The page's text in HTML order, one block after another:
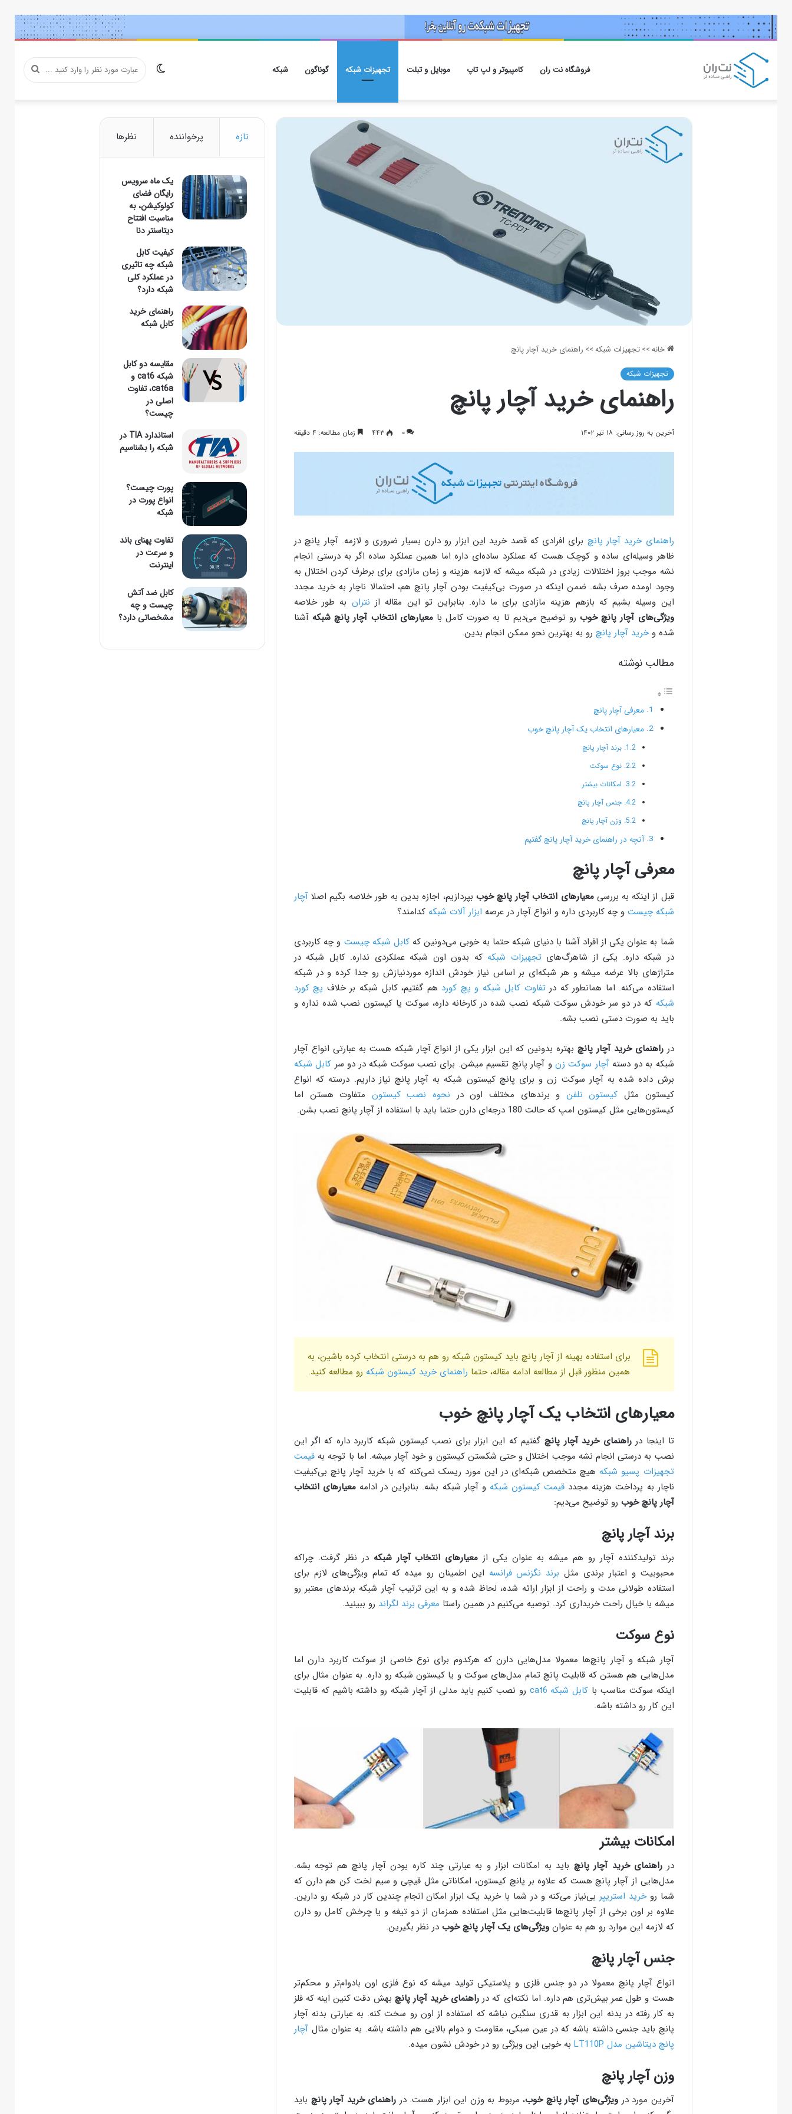
فروشگاه نت ران کامپیوتر و لپ تاپ موبایل و تبلت تجهیزات شبکه گوناگون شبکه عبارت تغییر
خانه>> تجهیزات شبکه>> راهنمای خرید آچار پانچ
تجهیزات شبکه
راهنمای خرید آچار پانچ
آخرین به روز رسانی: ۱۸ تیر ۱۴۰۲ ۰ ۴۴۳ زمان مطالعه: ۴ دقیقه
راهنمای خرید آچار پانچ برای افرادی که قصد خرید این ابزار رو دارن بسیار ضروری و لازمه. آچار پانچ در
ظاهر وسیله‌ای ساده و کوچک هست که عملکرد ساده‌ای داره اما همین عملکرد ساده اگر به درستی انجام
نشه موجب بروز اختلالات زیادی در شبکه میشه که لازمه هزینه و زمان مازادی برای برطرف کردن اختلال به
وجود اومده صرف بشه. ضمن اینکه در صورت بی‌کیفیت بودن آچار پانچ هم، احتمالا ناچار به خرید مجدد
این وسیله بشیم که بازهم هزینه مازادی برای ما داره. بنابراین تو این مقاله از نتران به طور خلاصه
ویژگی‌های آچار پانچ خوبرو توضیح می‌دیم تا به صورت کامل بامعیارهای انتخاب آچار پانچ شبکه آشنا
شده وخرید آچار پانچ رو به بهترین نحو ممکن انجام بدین.
مطالب نوشته
معرفی آچار پانچ
معیارهای انتخاب یک آچار پانچ خوب
برند آچار پانچ
نوع سوکت
امکانات بیشتر
جنس آچار پانچ
وزن آچار پانچ
آنچه در راهنمای خرید آچار پانچ گفتیم
معرفی آچار پانچ
قبل از اینکه به بررسیمعیارهای انتخاب آچار پانچ خوب بپردازیم، اجازه بدین به طور خلاصه بگیم اصلاآچار
شبکه چیست و چه کاربردی داره و انواع آچار در عرصه ابزار آلات شبکه کدامند؟
شما به عنوان یکی از افراد آشنا با دنیای شبکه حتما به خوبی می‌دونین کهکابل شبکه چیست و چه کاربردی
در شبکه داره. یکی از شاهرگ‌هایتجهیزات شبکه که بدون اون شبکه عملکردی نداره. کابل شبکه در
متراژهای بالا عرضه میشه و هر شبکه‌ای بر اساس نیاز خودش اندازه موردنیازش رو جدا کرده و در شبکه
استفاده می‌کنه. اما همانطور که درتفاوت کابل شبکه و پچ کورد هم گفتیم، کابل شبکه بر خلاف پچ کورد
شبکه که در دو سر خودش سوکت شبکه نصب شده در کارخانه داره، سوکت یا کیستون نصب شده نداره و
باید به صورت دستی نصب بشه.
درراهنمای خرید آچار پانچ بهتره بدونین که این ابزار یکی از انواع آچار شبکه هست به عبارتی انواع آچار
شبکه به دو دستهآچار سوکت زنو آچار پانچ تقسیم میشن. برای نصب سوکت شبکه در دو سر کابل شبکه
برش داده شده به آچار سوکت زن و برای پانچ کیستون شبکه به آچار پانچ نیاز داریم. درسته که انواع
کیستون مثل کیستون تلفن و برندهای مختلف اون در نحوه نصب کیستون متفاوت هستن اما
کیستون‌هایی مثل کیستون امپ که حالت 180 درجه‌ای دارن حتما باید با استفاده از آچار پانچ نصب بشن.
برای استفاده بهینه از آچار پانچ باید کیستون شبکه رو هم به درستی انتخاب کرده باشین، به
همین منظور قبل از مطالعه ادامه مقاله، حتما راهنمای خرید کیستون شبکه رو مطالعه کنید.
معیارهای انتخاب یک آچار پانچ خوب
تا اینجا درراهنمای خرید آچار پانچ گفتیم که این ابزار برای نصب کیستون شبکه کاربرد داره که اگر این
نصب به درستی انجام نشه موجب اختلال و حتی شکستن کیستون و خود آچار میشه. اما با توجه بهقیمت
تجهیزات پسیو شبکه هیچ متخصص شبکه‌ای در این مورد ریسک نمی‌کنه که با خرید آچار پانچ بی‌کیفیت
ناچار به پرداخت هزینه مجدد قیمت کیستون شبکه و آچار شبکه بشه. بنابراین در ادامه معیارهای انتخاب
آچار پانچ خوب رو توضیح می‌دیم:
برند آچار پانچ
برند تولیدکننده آچار رو هم میشه به عنوان یکی از معیارهای انتخاب آچار شبکه در نظر گرفت. چراکه
محبوبیت و اعتبار برندی مثل برند نگزنس فرانسه این اطمینان رو میده که تمام ویژگی‌های لازم برای
استفاده طولانی مدت و راحت از ابزار ارائه شده، لحاظ شده و به این ترتیب آچار شبکه برندهای معتبر رو
میشه با خیال راحت خریداری کرد. توصیه می‌کنیم در همین راستا معرفی برند لگراند رو ببینید.
نوع سوکت
آچار شبکه و آچار پانچ‌ها معمولا مدل‌هایی دارن که هرکدوم برای نوع خاصی از سوکت کاربرد دارن اما
مدل‌هایی هم هستن که قابلیت پانچ تمام مدل‌های سوکت و یا کیستون شبکه رو داره. به عنوان مثال برای
اینکه سوکت مناسب با کابل شبکه cat6
رو نصب کنیم باید مدلی از آچار شبکه رو داشته باشیم که قابلیت
این کار رو داشته باشه.
امکانات بیشتر
در راهنمای خرید آچار پانچ باید به امکانات ابزار و به عبارتی چند کاره بودن آچار پانچ هم توجه بشه.
مدل‌هایی از آچار پانچ هست که علاوه بر پانچ کیستون، امکاناتی مثل قیچی و سیم لخت کن هم دارن که
شما روخرید استریپر بی‌نیاز می‌کنه و در شما با خرید یک ابزار امکان انجام چندین کار در شبکه رو دارین.
علاوه بر اون برخی از آچار پانچ‌ها قابلیت‌هایی مثل استفاده همزمان از دو تیغه و یا چرخش کامل رو دارن
که لازمه این موارد رو هم به عنوانویژگی‌های یک آچار پانچ خوب در نظر بگیرین.
جنس آچار پانچ
انواع آچار پانچ معمولا در دو جنس فلزی و پلاستیکی تولید میشه که نوع فلزی اون بادوام‌تر و محکم‌تر
هست و طول عمر بیش‌تری هم داره. اما نکته‌ای که در راهنمای خرید آچار پانچ بهش دقت کنین اینه که فلز
به کار رفته در بدنه این ابزار به قدری سنگین نباشه که استفاده از اون رو سخت کنه. به عبارتی بدنه آچار
پانچ باید جنسی داشته باشه که در عین سبکی، مقاومت و دوام بالایی هم داشته باشه. به عنوان مثالآچار
پانچ دیتاشین مدل LT110P
به خوبی این ویژگی رو در خودش نشون میده.
وزن آچار پانچ
آخرین مورد در ویژگی‌های آچار پانچ خوب، مربوط به وزن این ابزار هست. در راهنمای خرید آچار پانچ باید
تازه پرخواننده نظرها
یک ماه سرویس
رایگان فضای
کولوکیشن، به
مناسبت افتتاح
دیتاسنتر دنا
کیفیت کابل
شبکه چه تاثیری
در عملکرد کلی
شبکه دارد؟
راهنمای خرید
کابل شبکه
مقایسه دو کابل
شبکه cat6 و
cat6a، تفاوت
اصلی در
چیست؟
استاندارد TIA در
شبکه را بشناسیم
پورت چیست؟
انواع پورت در
شبکه
تفاوت پهنای باند
و سرعت در
اینترنت
کابل ضد آتش
چیست و چه
مشخصاتی دارد؟